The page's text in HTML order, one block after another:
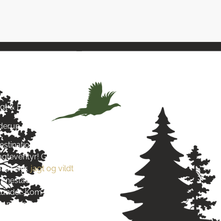
& Hund
for alt, hvad du
Grundlagt i 2016
for dyr, jagt og vildt. Vi stræber
produkter og
Kom og besøg os tæt på
på Vestsjælland og lad dig